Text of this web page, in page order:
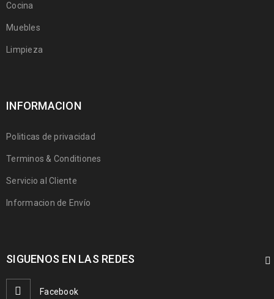
Cocina
Muebles
Limpieza
INFORMACION
Politicas de privacidad
Terminos & Conditiones
Servicio al Cliente
Informacion de Envío
SIGUENOS EN LAS REDES
Facebook